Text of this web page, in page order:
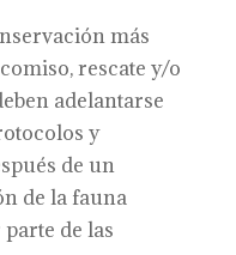
más
rescate y/o
adelantarse
y
de un
de la fauna
de las